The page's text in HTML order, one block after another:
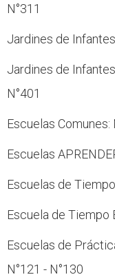
N°311
Jardines de
Jardines de
N°401
Escuelas Comunes:
Escuelas
Escuelas de
Escuela de Tiempo
Escuelas de
N°121 - N°130